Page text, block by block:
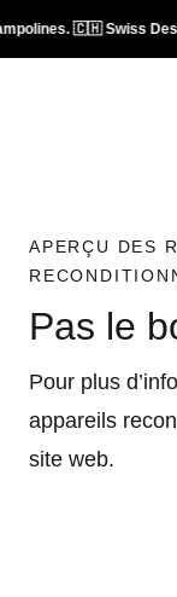
🇨🇭 Swiss
APERÇU DES
Pas le
Pour plus
appareils
site web.